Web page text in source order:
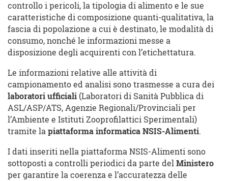
controllo i pericoli, la tipologia di alimento e le sue
caratteristiche di composizione quanti-qualitativa, la
fascia di popolazione a cui è destinato, le modalità di
consumo, nonché le informazioni messe a
disposizione degli acquirenti con l’etichettatura.
Le informazioni relative alle attività di
campionamento ed analisi sono trasmesse a cura dei
laboratori ufficiali (Laboratori di Sanità Pubblica di
ASL/ASP/ATS, Agenzie Regionali/Provinciali per
l’Ambiente e Istituti Zooprofilattici Sperimentali)
tramite la piattaforma informatica NSIS-Alimenti.
I dati inseriti nella piattaforma NSIS-Alimenti sono
sottoposti a controlli periodici da parte del Ministero
per garantire la coerenza e l’accuratezza delle